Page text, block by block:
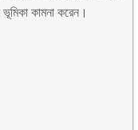
কামনা করেন।